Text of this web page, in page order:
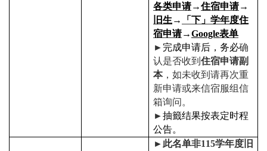
各类申请→住宿申请→
旧生 → 「 下 」学年度住
宿申请→Google表单
► 完成申请后，务必确
认是否收到 住宿申请副
本，如未收到请再次重
新申请或来信宿服组信
箱询问。
►抽籤结果按表定时程
公告。
► 此名单非115学年度旧